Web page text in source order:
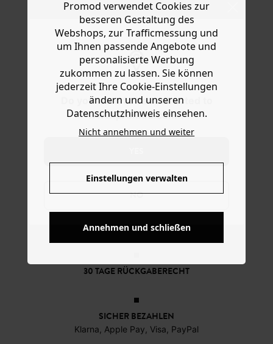
Do you want to be redirected to
www.promod.com ?
NO
Ware die Artikel zurückzuschicken oder umzutauschen.
Ende August erhältlichen Mini-Kollektion. Wow: eine
Bermuda im coolen Carpenter-Style! Das Modell ist weit
geschnitten mit hohem Taillenbund, Knopf und
Metallzipper, Gürtelschlaufen und 5 Taschen. Enthält
Lyocell aus Eukalyptus-Zellstoff aus nachhaltiger
KOSTENFREIE LIEFERUNG
Ab 60€*
30 TAGE RÜCKGABERECHT
SICHER BEZAHLEN
Klarna, Apple Pay, Visa, PayPal
Promod verwendet Cookies zur
besseren Gestaltung des
Webshops, zur Trafficmessung und
um Ihnen passende Angebote und
personalisierte Werbung
zukommen zu lassen. Sie können
jederzeit Ihre Cookie-Einstellungen
ändern und unseren
Datenschutzhinweis einsehen.
Nicht annehmen und weiter
Einstellungen verwalten
Annehmen und schließen